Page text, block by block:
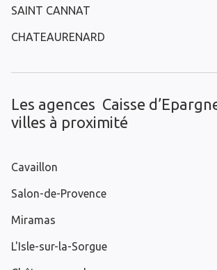
SAINT CANNAT
CHATEAURENARD
Les agences Caisse
villes à proximité
Cavaillon
Salon-de-Provence
Miramas
L'Isle-sur-la-Sorgue